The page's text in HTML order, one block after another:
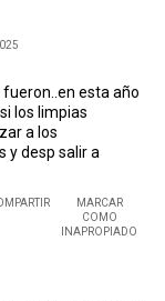
fueron..en esta año
los limpias
a los
y desp salir a
MARCAR
COMO
INAPROPIADO